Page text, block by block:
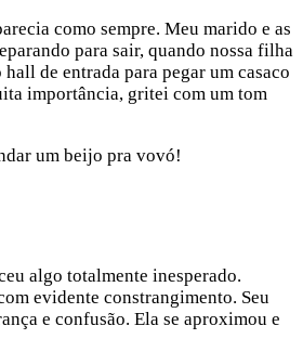
como sempre. Meu marido e as
para sair, quando nossa filha
de entrada para pegar um casaco
importância, gritei com um tom
um beijo pra vovó!
algo totalmente inesperado.
evidente constrangimento. Seu
e confusão. Ela se aproximou e